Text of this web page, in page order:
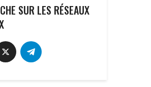
SUR LES RÉSEAUX